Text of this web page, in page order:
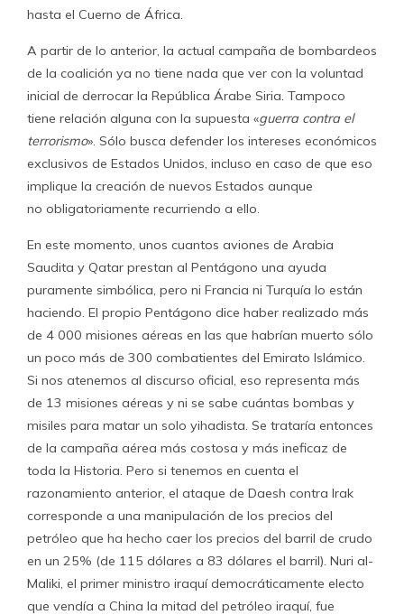
hasta el Cuerno de África.
A partir de lo anterior, la actual campaña de bombardeos
de la coalición ya no tiene nada que ver con la voluntad
inicial de derrocar la República Árabe Siria. Tampoco
tiene relación alguna con la supuesta «guerra contra el
terrorismo». Sólo busca defender los intereses económicos
exclusivos de Estados Unidos, incluso en caso de que eso
implique la creación de nuevos Estados aunque
no obligatoriamente recurriendo a ello.
En este momento, unos cuantos aviones de Arabia
Saudita y Qatar prestan al Pentágono una ayuda
puramente simbólica, pero ni Francia ni Turquía lo están
haciendo. El propio Pentágono dice haber realizado más
de 4 000 misiones aéreas en las que habrían muerto sólo
un poco más de 300 combatientes del Emirato Islámico.
Si nos atenemos al discurso oficial, eso representa más
de 13 misiones aéreas y ni se sabe cuántas bombas y
misiles para matar un solo yihadista. Se trataría entonces
de la campaña aérea más costosa y más ineficaz de
toda la Historia. Pero si tenemos en cuenta el
razonamiento anterior, el ataque de Daesh contra Irak
corresponde a una manipulación de los precios del
petróleo que ha hecho caer los precios del barril de crudo
en un 25% (de 115 dólares a 83 dólares el barril). Nuri al-
Maliki, el primer ministro iraquí democráticamente electo
que vendía a China la mitad del petróleo iraquí, fue